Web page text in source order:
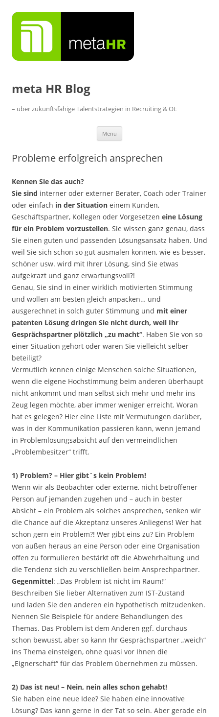
Inhalt
springen
meta HR Blog
– über zukunftsfähige Talentstrategien in Recruiting & OE
Menü
Probleme erfolgreich ansprechen
Kennen Sie das auch?
Sie sind interner oder externer Berater, Coach oder Trainer
oder einfach in der Situation einem Kunden,
Geschäftspartner, Kollegen oder Vorgesetzen eine Lösung
für ein Problem vorzustellen. Sie wissen ganz genau, dass
Sie einen guten und passenden Lösungsansatz haben. Und
weil Sie sich schon so gut ausmalen können, wie es besser,
schöner usw. wird mit Ihrer Lösung, sind Sie etwas
aufgekrazt und ganz erwartungsvoll?!
Genau, Sie sind in einer wirklich motivierten Stimmung
und wollen am besten gleich anpacken… und
ausgerechnet in solch guter Stimmung und mit einer
patenten Lösung dringen Sie nicht durch, weil Ihr
Gesprächspartner plötzlich „zu macht“. Haben Sie von so
einer Situation gehört oder waren Sie vielleicht selber
beteiligt?
Vermutlich kennen einige Menschen solche Situationen,
wenn die eigene Hochstimmung beim anderen überhaupt
nicht ankommt und man selbst sich mehr und mehr ins
Zeug legen möchte, aber immer weniger erreicht. Woran
hat es gelegen? Hier eine Liste mit Vermutungen darüber,
was in der Kommunikation passieren kann, wenn jemand
in Problemlösungsabsicht auf den vermeindlichen
„Problembesitzer“ trifft.
1) Problem? – Hier gibt´s kein Problem!
Wenn wir als Beobachter oder externe, nicht betroffener
Person auf jemanden zugehen und – auch in bester
Absicht – ein Problem als solches ansprechen, senken wir
die Chance auf die Akzeptanz unseres Anliegens! Wer hat
schon gern ein Problem?! Wer gibt eins zu? Ein Problem
von außen heraus an eine Person oder eine Organisation
offen zu formulieren bestärkt oft die Abwehrhaltung und
die Tendenz sich zu verschließen beim Ansprechpartner.
Gegenmittel: „Das Problem ist nicht im Raum!“
Beschreiben Sie lieber Alternativen zum IST-Zustand
und laden Sie den anderen ein hypothetisch mitzudenken.
Nennen Sie Beispiele für andere Behandlungen des
Themas. Das Problem ist dem Anderen ggf. durchaus
schon bewusst, aber so kann Ihr Gesprächspartner „weich“
ins Thema einsteigen, ohne quasi vor Ihnen die
„Eignerschaft“ für das Problem übernehmen zu müssen.
2) Das ist neu! – Nein, nein alles schon gehabt!
Sie haben eine neue Idee? Sie haben eine innovative
Lösung? Das kann gerne in der Tat so sein. Aber gerade ein